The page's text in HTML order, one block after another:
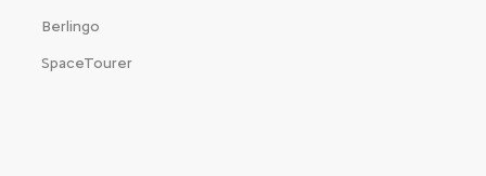
Berlingo
SpaceTourer